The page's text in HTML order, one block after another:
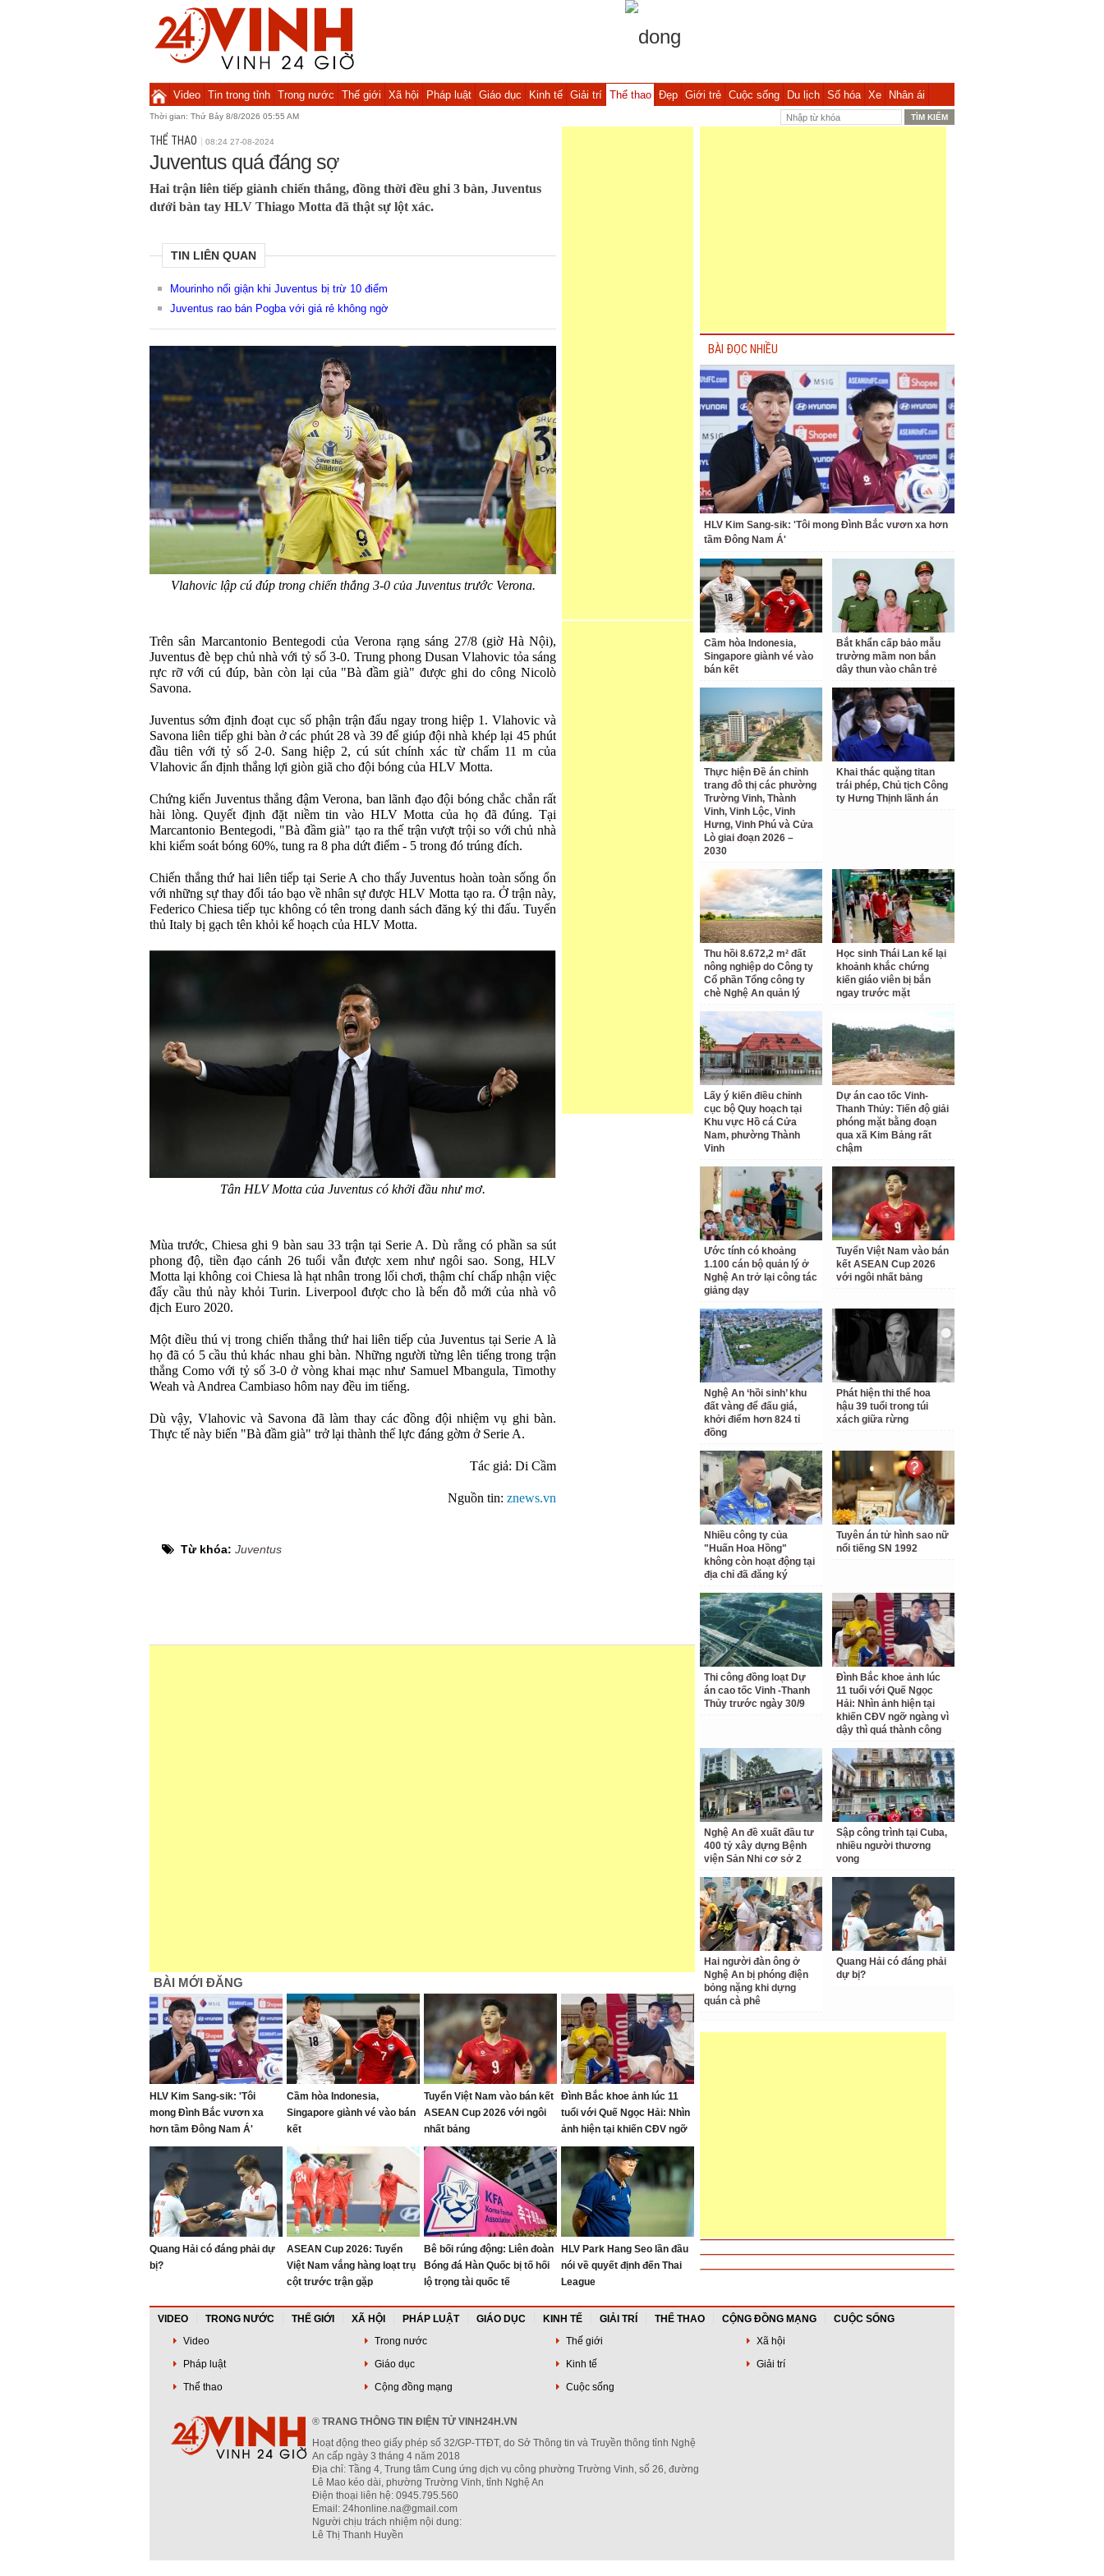
Video Tin trong tỉnh Trong nước Thế giới Xã hội Pháp luật Giáo dục Kinh tế Giải trí Thể thao Đẹp Giới trẻ Cuộc sống Du lịch Số hóa Xe Nhân ái
Thời gian: Thứ Bảy 8/8/2026 05:55 AM
THỂ THAO 08:24 27-08-2024
Juventus quá đáng sợ
Hai trận liên tiếp giành chiến thắng, đồng thời đều ghi 3 bàn, Juventus
dưới bàn tay HLV Thiago Motta đã thật sự lột xác.
TIN LIÊN QUAN
Mourinho nổi giận khi Juventus bị trừ 10 điểm
Juventus rao bán Pogba với giá rẻ không ngờ
Vlahovic lập cú đúp trong chiến thắng 3-0 của Juventus trước Verona.
Trên sân Marcantonio Bentegodi của Verona rạng sáng 27/8 (giờ Hà Nội),
Juventus đè bẹp chủ nhà với tỷ số 3-0. Trung phong Dusan Vlahovic tỏa sáng
rực rỡ với cú đúp, bàn còn lại của "Bà đầm già" được ghi do công Nicolò
Savona.
Juventus sớm định đoạt cục số phận trận đấu ngay trong hiệp 1. Vlahovic và
Savona liên tiếp ghi bàn ở các phút 28 và 39 để giúp đội nhà khép lại 45 phút
đầu tiên với tỷ số 2-0. Sang hiệp 2, cú sút chính xác từ chấm 11 m của
Vlahovic ấn định thắng lợi giòn giã cho đội bóng của HLV Motta.
Chứng kiến Juventus thắng đậm Verona, ban lãnh đạo đội bóng chắc chắn rất
hài lòng. Quyết định đặt niềm tin vào HLV Motta của họ đã đúng. Tại
Marcantonio Bentegodi, "Bà đầm già" tạo ra thế trận vượt trội so với chủ nhà
khi kiểm soát bóng 60%, tung ra 8 pha dứt điểm - 5 trong đó trúng đích.
Chiến thắng thứ hai liên tiếp tại Serie A cho thấy Juventus hoàn toàn sống ổn
với những sự thay đổi táo bạo về nhân sự được HLV Motta tạo ra. Ở trận này,
Federico Chiesa tiếp tục không có tên trong danh sách đăng ký thi đấu. Tuyển
thủ Italy bị gạch tên khỏi kế hoạch của HLV Motta.
Tân HLV Motta của Juventus có khởi đầu như mơ.
Mùa trước, Chiesa ghi 9 bàn sau 33 trận tại Serie A. Dù rằng có phần sa sút
phong độ, tiền đạo cánh 26 tuổi vẫn được xem như ngôi sao. Song, HLV
Motta lại không coi Chiesa là hạt nhân trong lối chơi, thậm chí chấp nhận việc
đẩy cầu thủ này khỏi Turin. Liverpool được cho là bến đỗ mới của nhà vô
địch Euro 2020.
Một điều thú vị trong chiến thắng thứ hai liên tiếp của Juventus tại Serie A là
họ đã có 5 cầu thủ khác nhau ghi bàn. Những người từng lên tiếng trong trận
thắng Como với tỷ số 3-0 ở vòng khai mạc như Samuel Mbangula, Timothy
Weah và Andrea Cambiaso hôm nay đều im tiếng.
Dù vậy, Vlahovic và Savona đã làm thay các đồng đội nhiệm vụ ghi bàn.
Thực tế này biến "Bà đầm già" trở lại thành thế lực đáng gờm ở Serie A.
Tác giả: Di Cầm
Nguồn tin: znews.vn
Từ khóa: Juventus
BÀI MỚI ĐĂNG
HLV Kim Sang-sik: 'Tôi
mong Đình Bắc vươn xa
hơn tầm Đông Nam Á'
Cầm hòa Indonesia,
Singapore giành vé vào bán
kết
Tuyển Việt Nam vào bán kết
ASEAN Cup 2026 với ngôi
nhất bảng
Đình Bắc khoe ảnh lúc 11
tuổi với Quế Ngọc Hải: Nhìn
ảnh hiện tại khiến CĐV ngỡ
ngàng vì dậy thì quá thành
công
Quang Hải có đáng phải dự
bị?
ASEAN Cup 2026: Tuyển
Việt Nam vắng hàng loạt trụ
cột trước trận gặp
Bê bối rúng động: Liên đoàn
Bóng đá Hàn Quốc bị tố hối
lộ trọng tài quốc tế
HLV Park Hang Seo lần đầu
nói về quyết định đến Thai
League
BÀI ĐỌC NHIỀU
HLV Kim Sang-sik: 'Tôi mong Đình Bắc vươn xa hơn
tầm Đông Nam Á'
Cầm hòa Indonesia,
Singapore giành vé vào
bán kết
Bắt khẩn cấp bảo mẫu
trường mầm non bắn
dây thun vào chân trẻ
Thực hiện Đề án chỉnh
trang đô thị các phường
Trường Vinh, Thành
Vinh, Vinh Lộc, Vinh
Hưng, Vinh Phú và Cửa
Lò giai đoạn 2026 –
2030
Khai thác quặng titan
trái phép, Chủ tịch Công
ty Hưng Thịnh lãnh án
Thu hồi 8.672,2 m² đất
nông nghiệp do Công ty
Cổ phần Tổng công ty
chè Nghệ An quản lý
Học sinh Thái Lan kể lại
khoảnh khắc chứng
kiến giáo viên bị bắn
ngay trước mặt
Lấy ý kiến điều chỉnh
cục bộ Quy hoạch tại
Khu vực Hồ cá Cửa
Nam, phường Thành
Vinh
Dự án cao tốc Vinh-
Thanh Thủy: Tiến độ giải
phóng mặt bằng đoạn
qua xã Kim Bảng rất
chậm
Ước tính có khoảng
1.100 cán bộ quản lý ở
Nghệ An trở lại công tác
giảng dạy
Tuyển Việt Nam vào bán
kết ASEAN Cup 2026
với ngôi nhất bảng
Nghệ An ‘hồi sinh’ khu
đất vàng để đấu giá,
khởi điểm hơn 824 tỉ
đồng
Phát hiện thi thể hoa
hậu 39 tuổi trong túi
xách giữa rừng
Nhiều công ty của
"Huấn Hoa Hồng"
không còn hoạt động tại
địa chỉ đã đăng ký
Tuyên án tử hình sao nữ
nổi tiếng SN 1992
Thi công đồng loạt Dự
án cao tốc Vinh -Thanh
Thủy trước ngày 30/9
Đình Bắc khoe ảnh lúc
11 tuổi với Quế Ngọc
Hải: Nhìn ảnh hiện tại
khiến CĐV ngỡ ngàng vì
dậy thì quá thành công
Nghệ An đề xuất đầu tư
400 tỷ xây dựng Bệnh
viện Sản Nhi cơ sở 2
Sập công trình tại Cuba,
nhiều người thương
vong
Hai người đàn ông ở
Nghệ An bị phóng điện
bỏng nặng khi dựng
quán cà phê
Quang Hải có đáng phải
dự bị?
VIDEO TRONG NƯỚC THẾ GIỚI XÃ HỘI PHÁP LUẬT GIÁO DỤC KINH TẾ GIẢI TRÍ THỂ THAO CỘNG ĐỒNG MẠNG
CUỘC SỐNG
Video
Trong nước Thế giới
Xã hội
Pháp luật
Giáo dục Kinh tế
Giải trí
Thể thao
Cộng đồng mạng Cuộc sống
® TRANG THÔNG TIN ĐIỆN TỬ VINH24H.VN
Hoạt động theo giấy phép số 32/GP-TTĐT, do Sở Thông tin và Truyền thông tỉnh Nghệ
An cấp ngày 3 tháng 4 năm 2018
Địa chỉ: Tầng 4, Trung tâm Cung ứng dịch vụ công phường Trường Vinh, số 26, đường
Lê Mao kéo dài, phường Trường Vinh, tỉnh Nghệ An
Điện thoại liên hệ: 0945.795.560
Email: 24honline.na@gmail.com
Người chịu trách nhiệm nội dung:
Lê Thị Thanh Huyền